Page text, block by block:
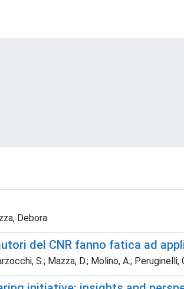
Debora
del CNR fanno fatica ad
S.; Mazza, D.; Molino, A.; Peruginelli,